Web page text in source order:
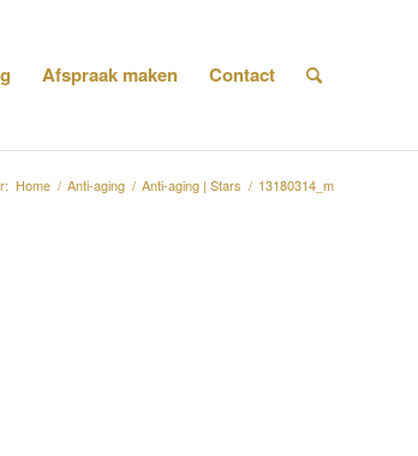
Afspraak maken Contact
Home / Anti-aging / Anti-aging | Stars / 13180314_m